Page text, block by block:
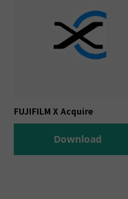
FUJIFILM X Acquire
Download